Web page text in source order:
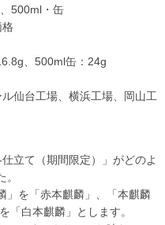
・缶
、500ml缶：24g
工場、横浜工場、岡山工
立て（期間限定）」がどのよ
」を「赤本麒麟」、「本麒麟
「白本麒麟」とします。